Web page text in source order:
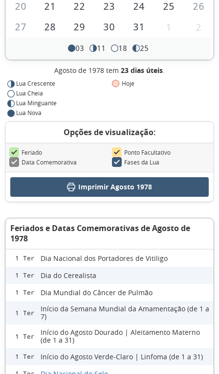
20
21 22 23 24 25
26
27
28 29 30 31 1 2
03 11 18 25
Agosto de 1978 tem 23 dias úteis.
Lua Crescente
Lua Cheia
Lua Minguante
Lua Nova
Hoje
Opções de visualização:
Feriado
Ponto Facultativo
Data Comemorativa
Fases da Lua
Imprimir Agosto 1978
Feriados e Datas Comemorativas de Agosto de
1978
1 Ter Dia Nacional dos Portadores de Vitiligo
1 Ter Dia do Cerealista
1 Ter Dia Mundial do Câncer de Pulmão
1 Ter
Início da Semana Mundial da Amamentação (de 1 a
7)
1 Ter
Início do Agosto Dourado | Aleitamento Materno
(de 1 a 31)
1 Ter Início do Agosto Verde-Claro | Linfoma (de 1 a 31)